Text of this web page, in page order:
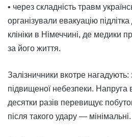
• через складність травм
організували евакуацію
клініки в Німеччині, де медики
за його життя.
Залізничники вкотре
підвищеної небезпеки. Напруга
десятки разів перевищує
після такого удару — мінімальні.